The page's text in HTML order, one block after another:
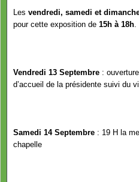
Les vendredi, samedi et
pour cette exposition de 15h à 18h.
Vendredi 13 Septembre :
d’accueil de la présidente suivi du
Samedi 14 Septembre : 19 H la
chapelle